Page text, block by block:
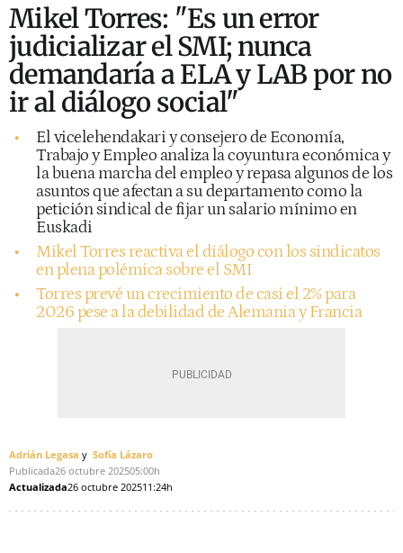
Mikel Torres: "Es un error
judicializar el SMI; nunca
demandaría a ELA y LAB por no
ir al diálogo social"
El vicelehendakari y consejero de Economía,
Trabajo y Empleo analiza la coyuntura económica y
la buena marcha del empleo y repasa algunos de los
asuntos que afectan a su departamento como la
petición sindical de fijar un salario mínimo en
Euskadi
Mikel Torres reactiva el diálogo con los sindicatos
en plena polémica sobre el SMI
Torres prevé un crecimiento de casi el 2% para
2026 pese a la debilidad de Alemania y Francia
Adrián Legasa
Sofía Lázaro
Publicada26 octubre 202505:00h
Actualizada26 octubre 202511:24h